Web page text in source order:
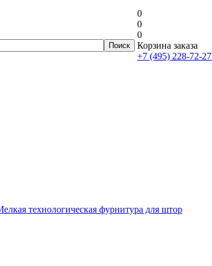
0
0
0
Корзина заказа
+7 (495) 228-72-27
технологическая фурнитура для штор